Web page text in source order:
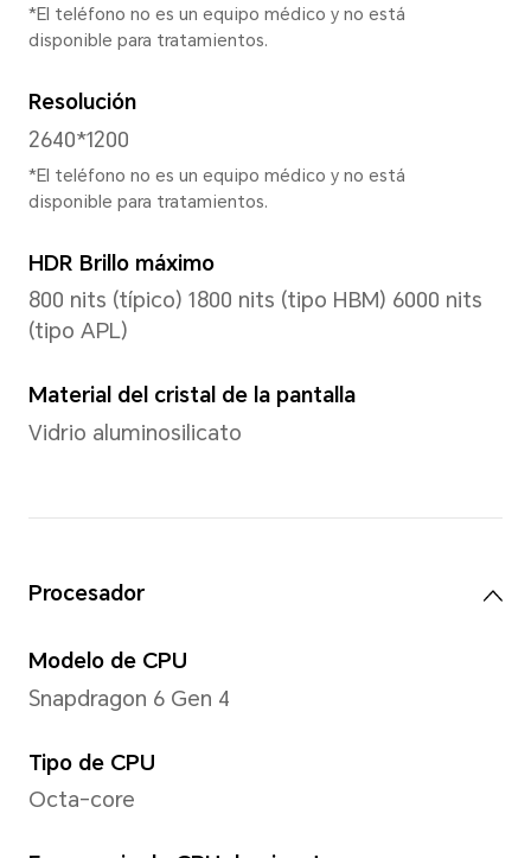
Aprox. 189g (incluida la
*Las dimensiones y el peso reales
configuración, el proceso de
medición.
Pantalla
6,79 pulgadas
*Con un diseño de esquinas
la longitud diagonal de la pantalla
medida como un rectángulo
es ligeramente menor).